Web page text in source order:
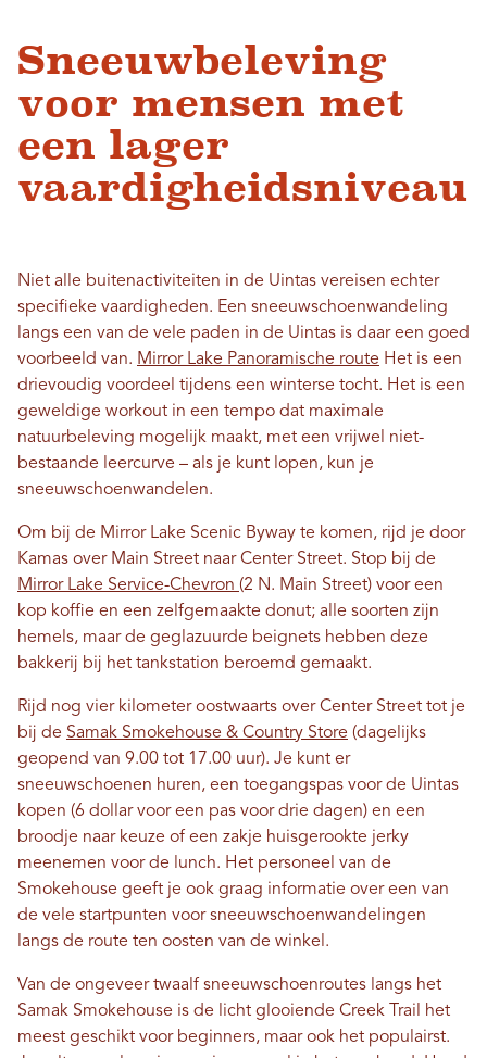
Sneeuwbeleving
voor mensen met
een lager
vaardigheidsniveau
Niet alle buitenactiviteiten in de Uintas vereisen echter
specifieke vaardigheden. Een sneeuwschoenwandeling
langs een van de vele paden in de Uintas is daar een goed
voorbeeld van. Mirror Lake Panoramische route Het is een
drievoudig voordeel tijdens een winterse tocht. Het is een
geweldige workout in een tempo dat maximale
natuurbeleving mogelijk maakt, met een vrijwel niet-
bestaande leercurve – als je kunt lopen, kun je
sneeuwschoenwandelen.
Om bij de Mirror Lake Scenic Byway te komen, rijd je door
Kamas over Main Street naar Center Street. Stop bij de
Mirror Lake Service-Chevron (2 N. Main Street) voor een
kop koffie en een zelfgemaakte donut; alle soorten zijn
hemels, maar de geglazuurde beignets hebben deze
bakkerij bij het tankstation beroemd gemaakt.
Rijd nog vier kilometer oostwaarts over Center Street tot je
bij de Samak Smokehouse & Country Store (dagelijks
geopend van 9.00 tot 17.00 uur). Je kunt er
sneeuwschoenen huren, een toegangspas voor de Uintas
kopen (6 dollar voor een pas voor drie dagen) en een
broodje naar keuze of een zakje huisgerookte jerky
meenemen voor de lunch. Het personeel van de
Smokehouse geeft je ook graag informatie over een van
de vele startpunten voor sneeuwschoenwandelingen
langs de route ten oosten van de winkel.
Van de ongeveer twaalf sneeuwschoenroutes langs het
Samak Smokehouse is de licht glooiende Creek Trail het
meest geschikt voor beginners, maar ook het populairst.